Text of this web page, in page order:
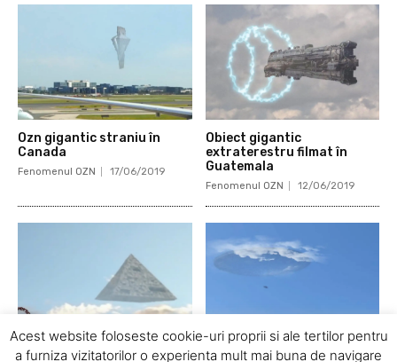
Ozn gigantic straniu în
Canada
Fenomenul OZN 17/06/2019
Obiect gigantic
extraterestru filmat în
Guatemala
Fenomenul OZN 12/06/2019
Ozn gigantic sub formă de Ozn filmat în apropiere de o
Acest website foloseste cookie-uri proprii si ale tertilor pentru
a furniza vizitatorilor o experienta mult mai buna de navigare